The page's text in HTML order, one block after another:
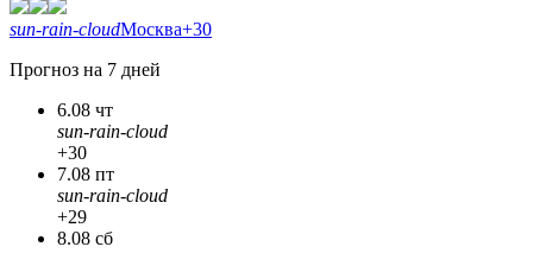
sun-rain-cloudМосква+30
Прогноз на 7 дней
6.08 чт
sun-rain-cloud
+30
7.08 пт
sun-rain-cloud
+29
8.08 сб